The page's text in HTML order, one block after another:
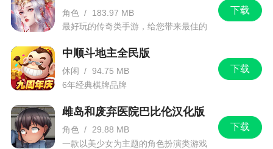
全新至臻炮灵【妲己】重磅上线，升星解锁满
星逆天特权！
不仅可享充值金币加成 +50%，击杀 BOSS 妲
己后更有概率直接触发金币翻 2 倍！
【新特权・炮灵羁绊】
打破上限，双重爆金！
炮灵羁绊特权正式上线，炮灵升星即可解锁金
下载
角色 /
183.97 MB
最好玩的传奇类手游，给您带来最佳的
下载
中顺斗地主全民版
休闲 / 94.75 MB
6年经典棋牌品牌
下载
雌岛和废弃医院巴比伦汉化版
角色 /
29.88 MB
一款以美少女为主题的角色扮演类游戏